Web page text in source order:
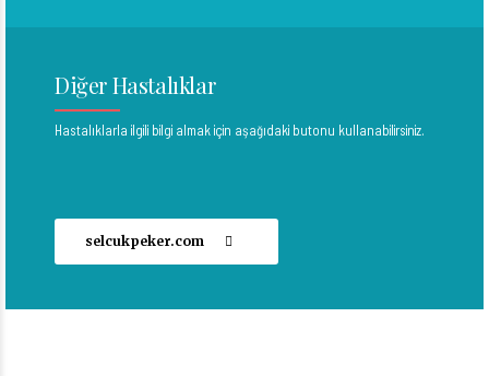
Diğer Hastalıklar
Hastalıklarla ilgili bilgi almak için aşağıdaki butonu kullanabilirsiniz.
selcukpeker.com